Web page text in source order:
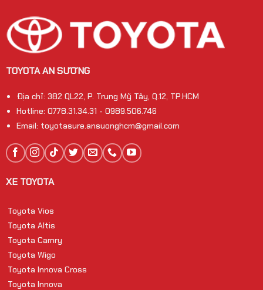
TOYOTA AN SƯƠNG
Địa chỉ: 382 QL22, P. Trung Mỹ Tây, Q.12, TP.HCM
Hotline: 0778.31.34.31 - 0989.506.746
Email: toyotasure.ansuonghcm@gmail.com
XE TOYOTA
Toyota Vios
Toyota Altis
Toyota Camry
Toyota Wigo
Toyota Innova Cross
Toyota Innova